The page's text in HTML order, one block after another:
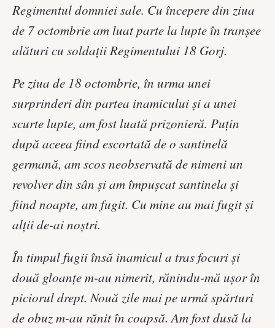
Regimentul domniei sale. Cu începere din ziua
de 7 octombrie am luat parte la lupte în tranşee
alături cu soldaţii Regimentului 18 Gorj.
Pe ziua de 18 octombrie, în urma unei
surprinderi din partea inamicului şi a unei
scurte lupte, am fost luată prizonieră. Puţin
după aceea fiind escortată de o santinelă
germană, am scos neobservată de nimeni un
revolver din sân şi am împuşcat santinela şi
fiind noapte, am fugit. Cu mine au mai fugit şi
alţii de-ai noştri.
În timpul fugii însă inamicul a tras focuri şi
două gloanţe m-au nimerit, rănindu-mă uşor în
piciorul drept. Nouă zile mai pe urmă spărturi
de obuz m-au rănit în coapsă. Am fost dusă la